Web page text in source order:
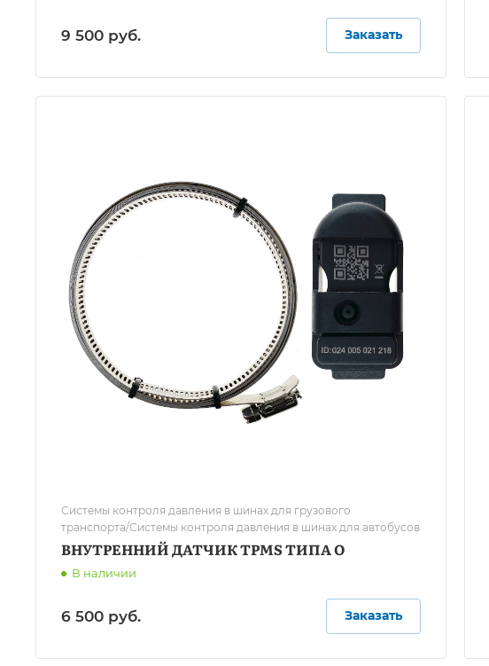
9 500 руб. Заказать
Системы контроля давления в шинах для грузового
транспорта/Системы контроля давления в шинах для автобусов
ВНУТРЕННИЙ ДАТЧИК TPMS ТИПА O
В наличии
6 500 руб. Заказать